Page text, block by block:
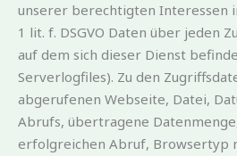
unserer berechtigten Interessen
1 lit. f. DSGVO Daten über jeden
auf dem sich dieser Dienst
Serverlogfiles). Zu den
abgerufenen Webseite, Datei,
Abrufs, übertragene
erfolgreichen Abruf, Browsertyp